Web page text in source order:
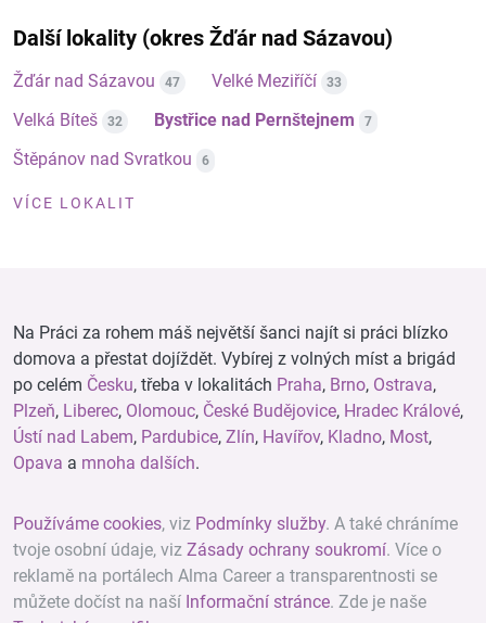
Další lokality (okres Žďár nad Sázavou)
Žďár nad Sázavou 47 Velké Meziříčí 33
Velká Bíteš 32 Bystřice nad Pernštejnem 7
Štěpánov nad Svratkou 6
VÍCE LOKALIT
Na Práci za rohem máš největší šanci najít si práci blízko
domova a přestat dojíždět. Vybírej z volných míst a brigád
po celém Česku, třeba v lokalitách Praha, Brno, Ostrava,
Plzeň, Liberec, Olomouc, České Budějovice, Hradec Králové,
Ústí nad Labem, Pardubice, Zlín, Havířov, Kladno, Most,
Opava a mnoha dalších.
Používáme cookies, viz Podmínky služby. A také chráníme
tvoje osobní údaje, viz Zásady ochrany soukromí. Více o
reklamě na portálech Alma Career a transparentnosti se
můžete dočíst na naší Informační stránce. Zde je naše